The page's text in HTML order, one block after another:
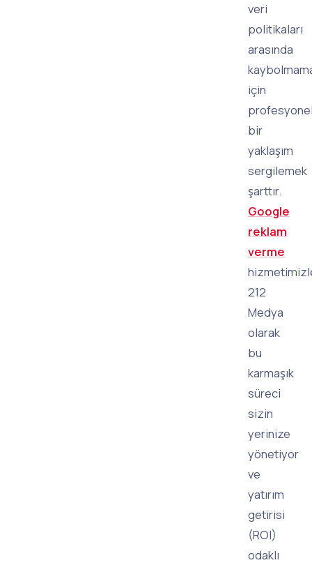
veri
politikaları
arasında
için
bir
yaklaşım
sergilemek
şarttır.
Google
reklam
verme
212
Medya
olarak
bu
karmaşık
süreci
sizin
yerinize
yönetiyor
ve
yatırım
getirisi
(ROI)
odaklı